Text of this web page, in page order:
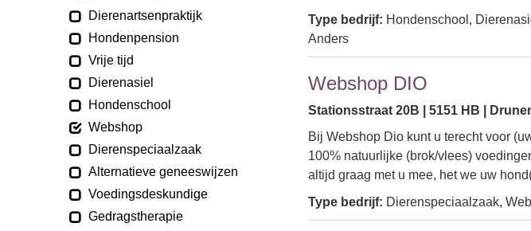
Dierenartsenpraktijk
Hondenpension
Vrije tijd
Dierenasiel
Hondenschool
Webshop
Dierenspeciaalzaak
Alternatieve geneeswijzen
Voedingsdeskundige
Gedragstherapie
Type bedrijf: Hondenschool,
Anders
Webshop DIO
Stationsstraat 20B | 5151 HB |
Bij Webshop Dio kunt u terecht voor
100% natuurlijke (brok/vlees)
altijd graag met u mee, het we uw
Type bedrijf: Dierenspeciaalzaak,